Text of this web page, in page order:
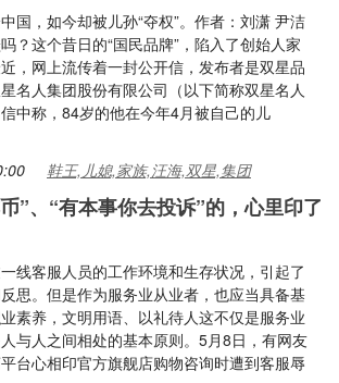
国，如今却被儿孙“夺权”。作者：刘潇 尹洁
？这个昔日的“国民品牌”，陷入了创始人家
，网上流传着一封公开信，发布者是双星品
名人集团股份有限公司（以下简称双星名人
中称，84岁的他在今年4月被自己的儿
鞋王,儿媳,家族,汪海,双星,集团
”、“有本事你去投诉”的，心里印了
线客服人员的工作环境和生存状况，引起了
思。但是作为服务业从业者，也应当具备基
素养，文明用语、以礼待人这不仅是服务业
与人之间相处的基本原则。5月8日，有网友
台心相印官方旗舰店购物咨询时遭到客服辱